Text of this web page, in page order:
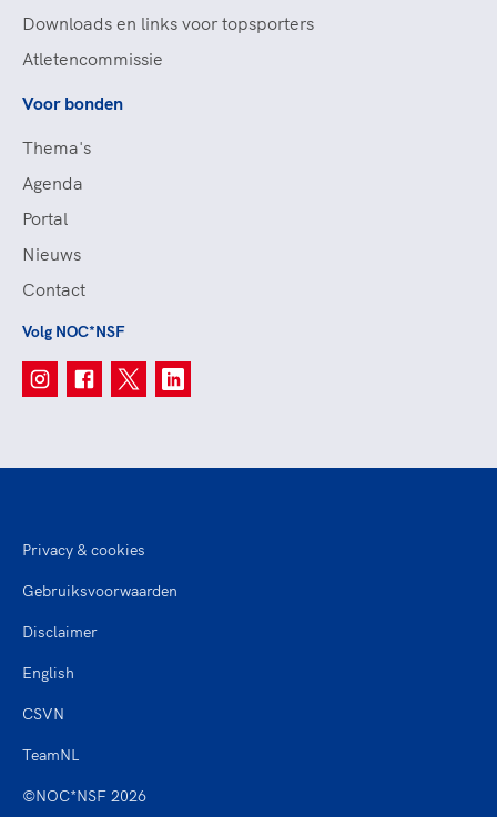
Downloads en links voor topsporters
Atletencommissie
Voor bonden
Thema's
Agenda
Portal
Nieuws
Contact
Volg NOC*NSF
©NOC*NSF 2026
Privacy & cookies
Gebruiksvoorwaarden
Disclaimer
English
CSVN
TeamNL